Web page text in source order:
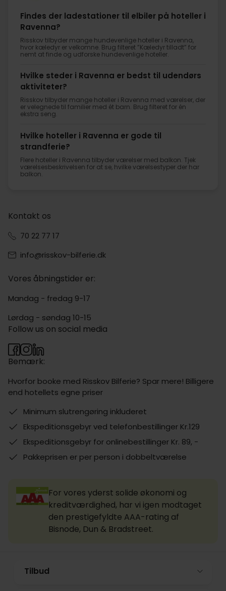
Findes der ladestationer til elbiler på hoteller i
Ravenna?
Risskov tilbyder mange hundevenlige hoteller i Ravenna,
hvor kæledyr er velkomne. Brug filteret ”Kæledyr tilladt” for
nemt at finde og udforske hundevenlige hoteller.
Hvilke steder i Ravenna er bedst til udendørs
aktiviteter?
Risskov tilbyder mange hoteller i Ravenna med værelser, der
er velegnede til familier med ét barn. Brug filteret for én
ekstra seng.
Hvilke hoteller i Ravenna er gode til
strandferie?
Flere hoteller i Ravenna tilbyder værelser med balkon. Tjek
værelsesbeskrivelsen for at se, hvilke værelsestyper der har
balkon.
Kontakt os
70 22 77 17
info@risskov-bilferie.dk
Vores åbningstider er:
Mandag - fredag 9-17
Lørdag - søndag 10-15
Bemærk:
Hvorfor booke med Risskov Bilferie? Spar mere! Billigere
end hotellets egne priser
Minimum slutrengøring inkluderet
Ekspeditionsgebyr ved telefonbestillinger Kr.129
Ekspeditionsgebyr for onlinebestillinger Kr. 89, -
Pakkeprisen er per person i dobbeltværelse
Follow us on social media
For vores yderst solide økonomi og
kreditværdighed, har vi igen modtaget
den prestigefyldte AAA-rating af
Bisnode, Dun & Bradstreet.
Tilbud